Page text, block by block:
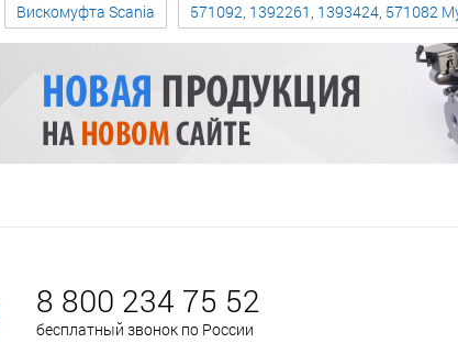
Вискомуфта Scania 571092, 1392261, 1393424, 571082
8 800 234 75 52
бесплатный звонок по России